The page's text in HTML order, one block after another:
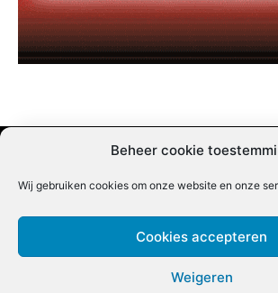
Beheer cookie
Wij gebruiken cookies om onze website en onze
Cookies accepteren
Weigeren
Nieuwsbrief inschrijven |